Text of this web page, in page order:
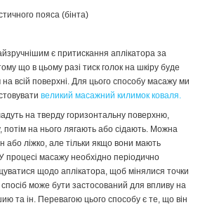
пояса (бінта)
є притискання аплікатора за
що в цьому разі тиск голок на шкіру буде
всій поверхні. Для цього способу масажу ми
великий масажний килимок коваля.
на тверду горизонтальну поверхню,
потім на нього лягають або сідають. Можна
або ліжко, але тільки якщо вони мають
процесі масажу необхідно періодично
щодо аплікатора, щоб мінялися точки
може бути застосований для впливу на
та ін. Перевагою цього способу є те, що він